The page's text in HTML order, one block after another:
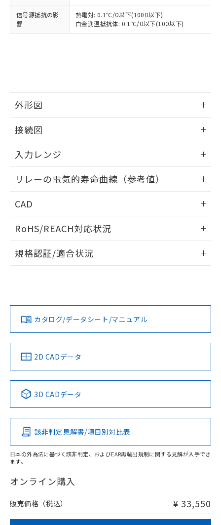
信号源抵抗の影
響
熱電対: 0.1℃/Ω以下(100Ω以下)
白金測温抵抗体: 0.1℃/Ω以下(10Ω以下)
外形図
接続図
入力レンジ
リレーの電気的寿命曲線（参考値）
CAD
ドすることができます。
ログイン/会員登録
ダウンロードデータをご利用いただく前に、以下を必ずお読
みください。
ソフトウェアの使用条件
RoHS/REACH対応状況
EU RoHS 注意事項・凡例
対応済み
中国 RoHS 注意事項・凡例
Pb Hg Cd Cr(VI)
O
在庫等で未対応品が混在する可能性があります。
問い合わせください。
規格認証/適合状況
LR型式承認
（イギリス
船舶規格）
DNV型式承認
（ノルウェー
BV型式承認
（フランス
KR型式
（韓国
No No No No
この製品の規格認証/適合状況ページへ
その他の認証はこちらのページからご検索ください
カタログ/データシート/マニュアル
2D CADデータ
3D CADデータ
該非判定見解書/項目別対比表
日本の外為法に基づく該非判定、およびEAR再輸出規制に関する見解が入手でき
ます。
オンライン購入
販売価格（税込） ¥ 33,550